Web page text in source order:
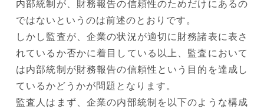
内部統制が、財務報告の信頼性のためだけにあるの
ではないというのは前述のとおりです。
しかし監査が、企業の状況が適切に財務諸表に表さ
れているか否かに着目している以上、監査において
は内部統制が財務報告の信頼性という目的を達成し
ているかどうかが問題となります。
監査人はまず、企業の内部統制を以下のような構成